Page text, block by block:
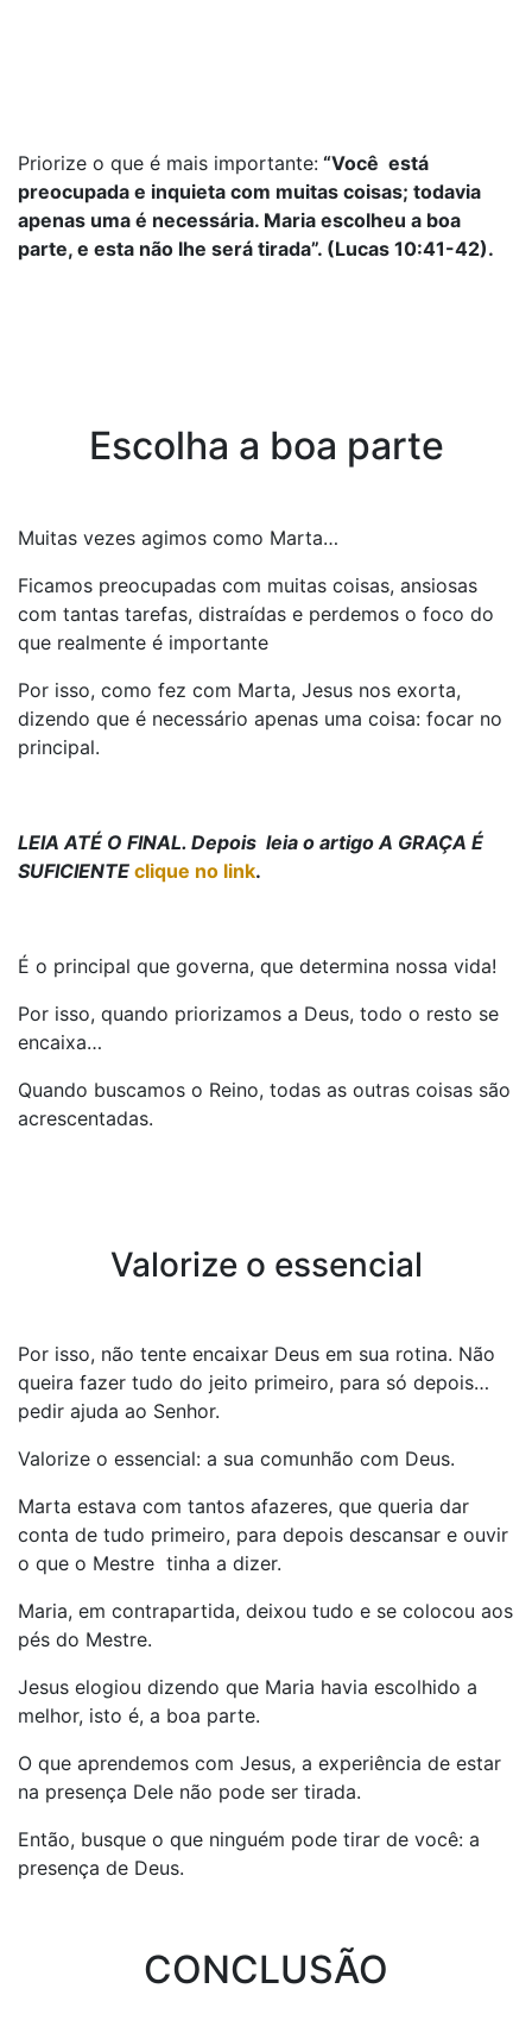
Priorize o que é mais importante: “Você está
preocupada e inquieta com muitas coisas; todavia
apenas uma é necessária. Maria escolheu a boa
parte, e esta não lhe será tirada”. (Lucas 10:41-42).
Escolha a boa parte
Muitas vezes agimos como Marta…
Ficamos preocupadas com muitas coisas, ansiosas
com tantas tarefas, distraídas e perdemos o foco do
que realmente é importante
Por isso, como fez com Marta, Jesus nos exorta,
dizendo que é necessário apenas uma coisa: focar no
principal.
LEIA ATÉ O FINAL. Depois leia o artigo A GRAÇA É
SUFICIENTE clique no link.
É o principal que governa, que determina nossa vida!
Por isso, quando priorizamos a Deus, todo o resto se
encaixa…
Quando buscamos o Reino, todas as outras coisas são
acrescentadas.
Valorize o essencial
Por isso, não tente encaixar Deus em sua rotina. Não
queira fazer tudo do jeito primeiro, para só depois…
pedir ajuda ao Senhor.
Valorize o essencial: a sua comunhão com Deus.
Marta estava com tantos afazeres, que queria dar
conta de tudo primeiro, para depois descansar e ouvir
o que o Mestre tinha a dizer.
Maria, em contrapartida, deixou tudo e se colocou aos
pés do Mestre.
Jesus elogiou dizendo que Maria havia escolhido a
melhor, isto é, a boa parte.
O que aprendemos com Jesus, a experiência de estar
na presença Dele não pode ser tirada.
Então, busque o que ninguém pode tirar de você: a
presença de Deus.
CONCLUSÃO